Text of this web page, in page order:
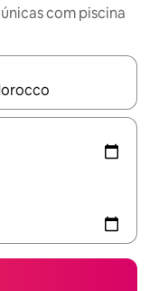
com piscina
explore-os